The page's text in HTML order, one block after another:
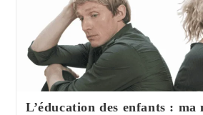
L’éducation des enfants : ma